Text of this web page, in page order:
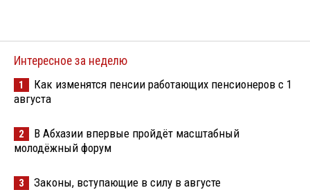
Интересное за неделю
1
Как изменятся пенсии работающих пенсионеров с 1
августа
2
В Абхазии впервые пройдёт масштабный
молодёжный форум
3 Законы, вступающие в силу в августе